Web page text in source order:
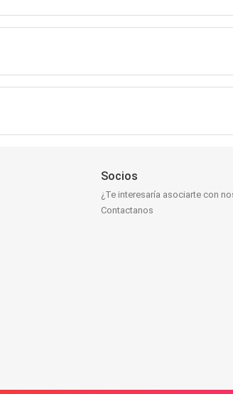
Socios
¿Te interesaría asociarte con
Contactanos